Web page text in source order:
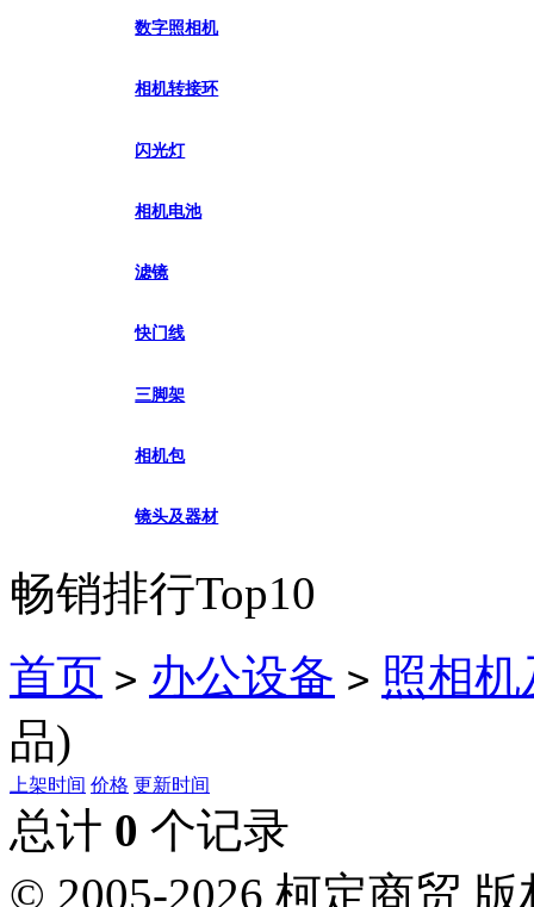
数字照相机
相机转接环
闪光灯
相机电池
滤镜
快门线
三脚架
相机包
镜头及器材
畅销排行Top10
首页 > 办公设备 > 照相
品)
上架时间 价格 更新时间
总计 0 个记录
© 2005-2026 柯定商贸